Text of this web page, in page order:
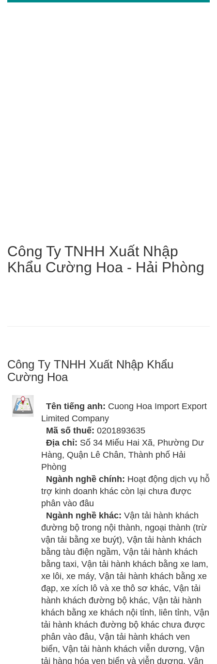
Công Ty TNHH Xuất Nhập
Khẩu Cường Hoa - Hải Phòng
Công Ty TNHH Xuất Nhập Khẩu
Cường Hoa
Tên tiếng anh: Cuong Hoa Import Export
Limited Company
Mã số thuế: 0201893635
Địa chỉ: Số 34 Miếu Hai Xã, Phường Dư
Hàng, Quận Lê Chân, Thành phố Hải
Phòng
Ngành nghề chính: Hoạt động dịch vụ hỗ
trợ kinh doanh khác còn lại chưa được
phân vào đâu
Ngành nghề khác: Vận tải hành khách
đường bộ trong nội thành, ngoại thành (trừ
vận tải bằng xe buýt), Vận tải hành khách
bằng tàu điện ngầm, Vận tải hành khách
bằng taxi, Vận tải hành khách bằng xe lam,
xe lôi, xe máy, Vận tải hành khách bằng xe
đạp, xe xích lô và xe thô sơ khác, Vận tải
hành khách đường bộ khác, Vận tải hành
khách bằng xe khách nội tỉnh, liên tỉnh, Vận
tải hành khách đường bộ khác chưa được
phân vào đâu, Vận tải hành khách ven
biển, Vận tải hành khách viễn dương, Vận
tải hàng hóa ven biển và viễn dương, Vận